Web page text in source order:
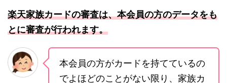
楽天家族カードの審査は、本会員の方のデータをも
とに審査が行われます。
本会員の方がカードを持てているの
でよほどのことがない限り、家族カ